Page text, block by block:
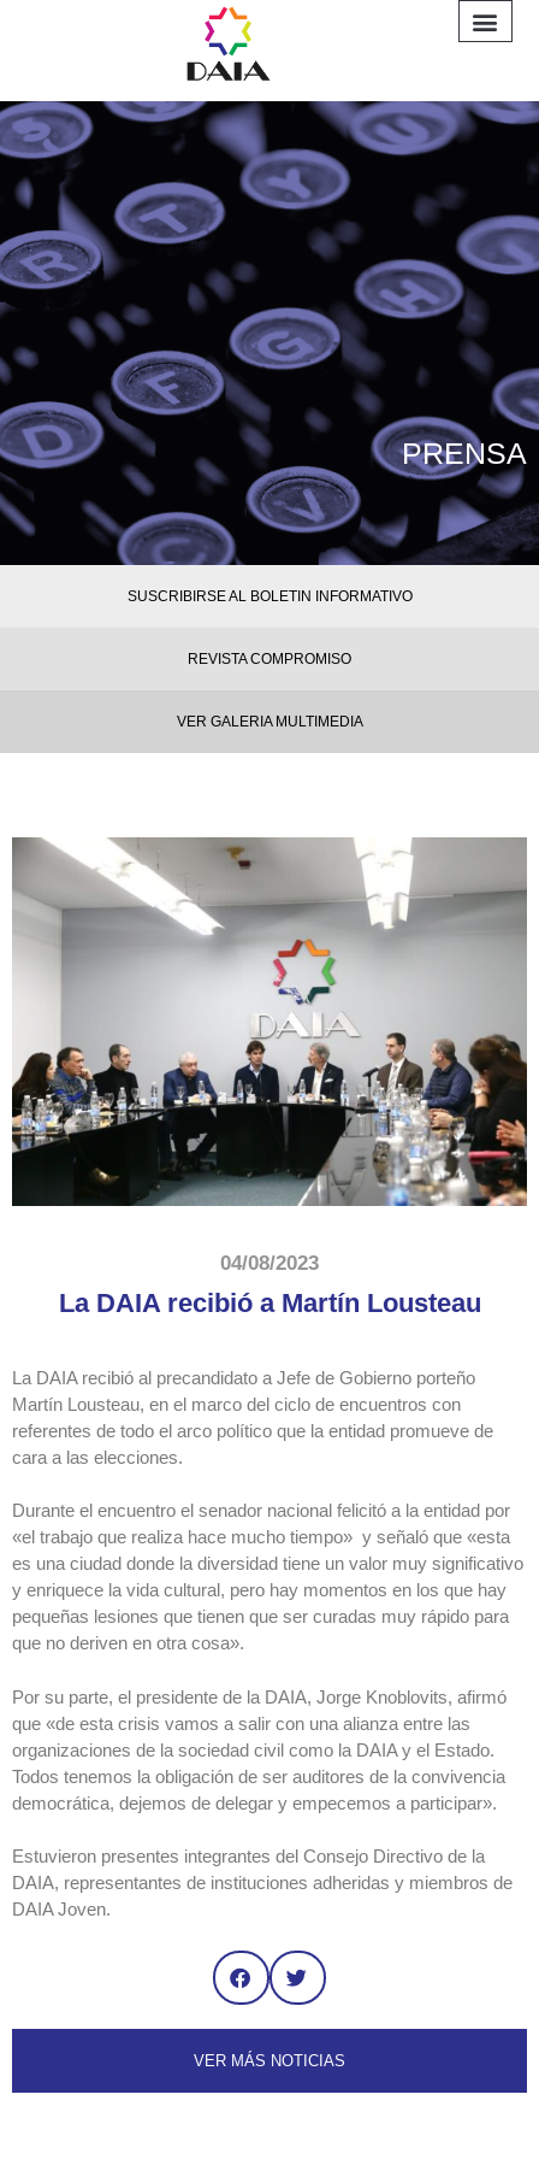
PRENSA
SUSCRIBIRSE AL BOLETIN INFORMATIVO
REVISTA COMPROMISO
VER GALERIA MULTIMEDIA
04/08/2023
La DAIA recibió a Martín Lousteau
La DAIA recibió al precandidato a Jefe de Gobierno porteño
Martín Lousteau, en el marco del ciclo de encuentros con
referentes de todo el arco político que la entidad promueve de
cara a las elecciones.
Durante el encuentro el senador nacional felicitó a la entidad por
«el trabajo que realiza hace mucho tiempo» y señaló que «esta
es una ciudad donde la diversidad tiene un valor muy significativo
y enriquece la vida cultural, pero hay momentos en los que hay
pequeñas lesiones que tienen que ser curadas muy rápido para
que no deriven en otra cosa».
Por su parte, el presidente de la DAIA, Jorge Knoblovits, afirmó
que «de esta crisis vamos a salir con una alianza entre las
organizaciones de la sociedad civil como la DAIA y el Estado.
Todos tenemos la obligación de ser auditores de la convivencia
democrática, dejemos de delegar y empecemos a participar».
Estuvieron presentes integrantes del Consejo Directivo de la
DAIA, representantes de instituciones adheridas y miembros de
DAIA Joven.
VER MÁS NOTICIAS